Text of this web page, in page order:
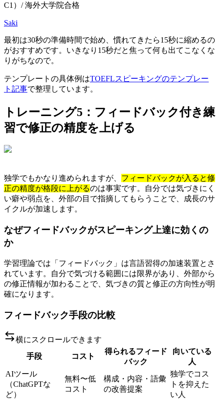
C1）/ 海外大学院合格
Saki
最初は30秒の準備時間で始め、慣れてきたら15秒に縮めるの
がおすすめです。いきなり15秒だと焦って何も出てこなくな
りがちなので。
テンプレートの具体例はTOEFLスピーキングのテンプレー
ト記事で整理しています。
トレーニング5：フィードバック付き練
習で修正の精度を上げる
独学でもかなり進められますが、 フィードバックが入ると修
正の精度が格段に上がるのは事実です。自分では気づきにく
い癖や弱点を、外部の目で指摘してもらうことで、成長のサ
イクルが加速します。
なぜフィードバックがスピーキング上達に効くの
か
学習理論では「フィードバック」は言語習得の加速装置とさ
れています。自分で気づける範囲には限界があり、外部から
の修正情報が加わることで、気づきの質と修正の方向性が明
確になります。
フィードバック手段の比較
横にスクロールできます
手段
コスト
得られるフィード
バック
向いている
人
AIツール
（ChatGPTな
ど）
無料〜低
コスト
構成・内容・語彙
の改善提案
独学でコス
トを抑えた
い人